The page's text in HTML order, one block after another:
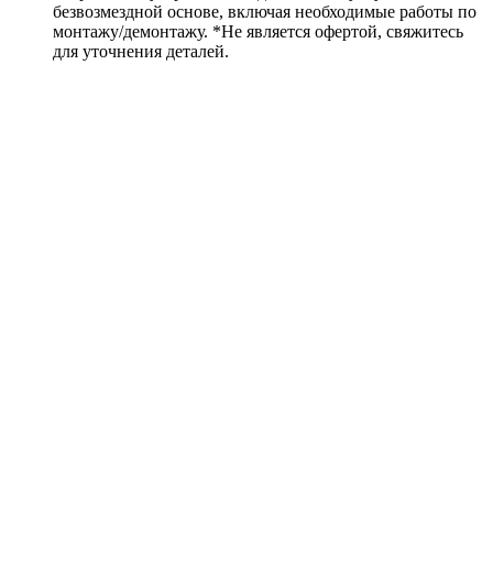
безвозмездной основе, включая необходимые работы по
монтажу/демонтажу. *Не является офертой, свяжитесь
для уточнения деталей.